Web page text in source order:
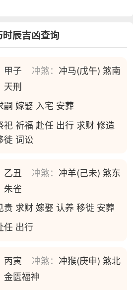
时辰吉凶查询
甲子 冲煞： 冲马(戊午) 煞南
天刑
嗣 嫁娶 入宅 安葬
祀 祈福 赴任 出行 求财 修造
徙 词讼
乙丑 冲煞： 冲羊(己未) 煞东
朱雀
贵 求财 嫁娶 认养 移徙 安葬
任 出行
丙寅 冲煞： 冲猴(庚申) 煞北
金匮福神